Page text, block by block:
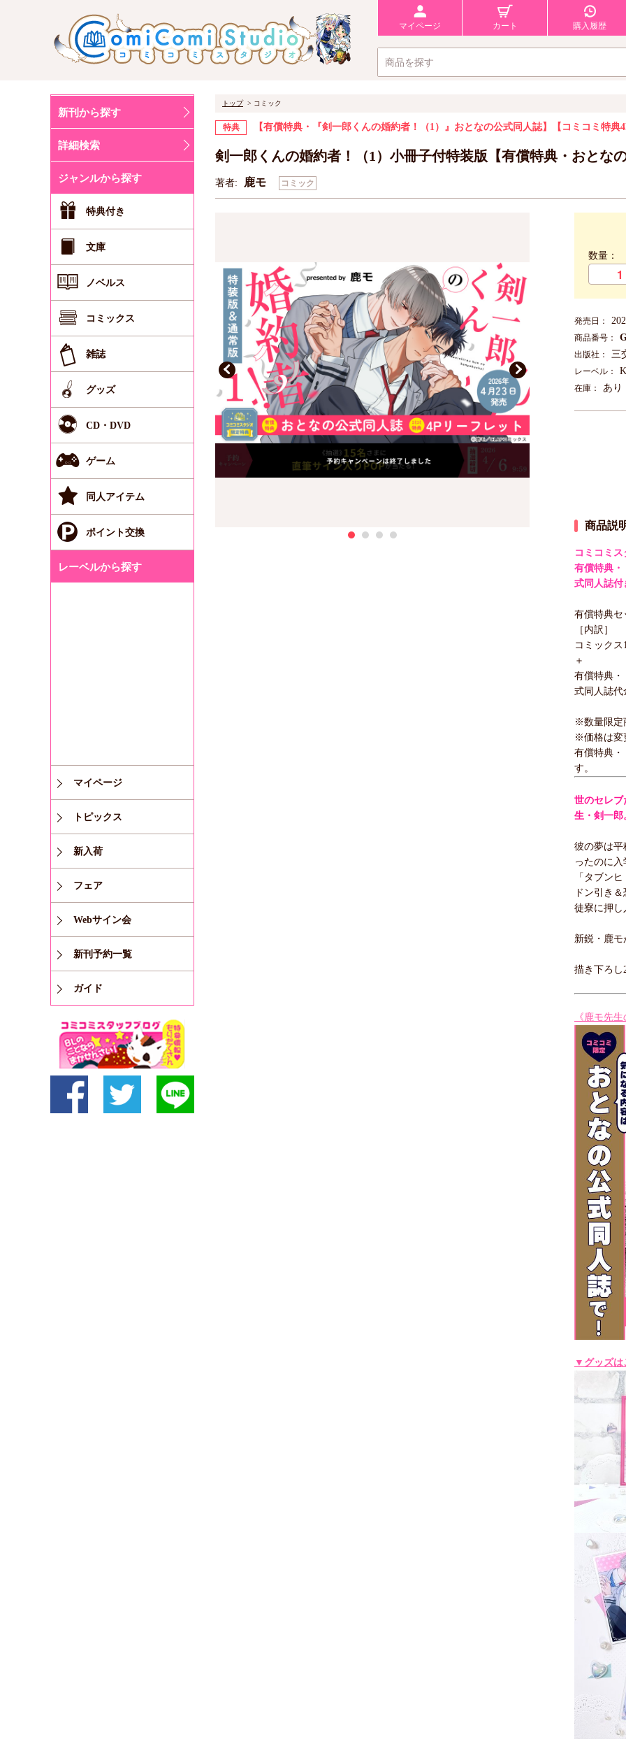
マイページ カート 購入履歴
新刊から探す
詳細検索
ジャンルから探す
特典付き
文庫
ノベルス
コミックス
雑誌
グッズ
CD・DVD
ゲーム
同人アイテム
ポイント交換
レーベルから探す
マイページ
トピックス
新入荷
フェア
Webサイン会
新刊予約一覧
ガイド
トップ コミック
特典 【有償特典・『剣一郎くんの婚約者！（1）』おとなの公式同人誌】 【コミコミ特典
剣一郎くんの婚約者！（1）小冊子付特装版【有償特典・おとな
著者: 鹿モ コミック
数量：
発売日：
商品番号：
出版社： 三
レーベル：
在庫： あり
商品説
コミコミ
有償特典・
式同人誌付
有償特典セ
［内訳］
コミック
＋
有償特典・
式同人誌
※数量限定
※価格は変
有償特典・
す。
世のセレブ
生・剣一郎
彼の夢は
ったのに
「タブン
ドン引き
徒寮に押
新鋭・鹿
描き下ろし
《鹿モ先
▼グッズは